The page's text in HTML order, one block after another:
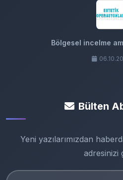
Bölgesel incelme
Bülten
Yeni yazılarımızdan
adresinizi